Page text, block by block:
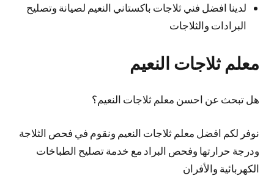
لدينا افضل فني ثلاجات باكستاني النعيم لصيانة وتصليح
البرادات والثلاجات
معلم ثلاجات النعيم
هل تبحث عن احسن معلم ثلاجات النعيم؟
نوفر لكم افضل معلم ثلاجات النعيم ونقوم في فحص الثلاجة
ودرجة حرارتها وفحص البراد مع خدمة تصليح الطباخات
الكهربائية والأفران